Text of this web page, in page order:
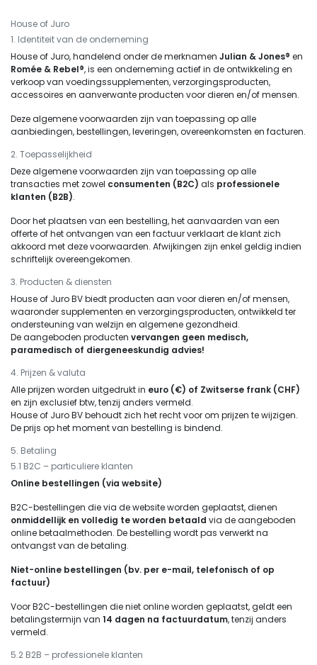
House of Juro
1. Identiteit van de onderneming
House of Juro, handelend onder de merknamen Julian & Jones® en
Romée & Rebel®, is een onderneming actief in de ontwikkeling en
verkoop van voedingssupplementen, verzorgingsproducten,
accessoires en aanverwante producten voor dieren en/of mensen.
Deze algemene voorwaarden zijn van toepassing op alle
aanbiedingen, bestellingen, leveringen, overeenkomsten en facturen.
2. Toepasselijkheid
Deze algemene voorwaarden zijn van toepassing op alle
transacties met zowel consumenten (B2C) als professionele
klanten (B2B).
Door het plaatsen van een bestelling, het aanvaarden van een
offerte of het ontvangen van een factuur verklaart de klant zich
akkoord met deze voorwaarden. Afwijkingen zijn enkel geldig indien
schriftelijk overeengekomen.
3. Producten & diensten
House of Juro BV biedt producten aan voor dieren en/of mensen,
waaronder supplementen en verzorgingsproducten, ontwikkeld ter
ondersteuning van welzijn en algemene gezondheid.
De aangeboden producten vervangen geen medisch,
paramedisch of diergeneeskundig advies!
4. Prijzen & valuta
Alle prijzen worden uitgedrukt in euro (€) of Zwitserse frank (CHF)
en zijn exclusief btw, tenzij anders vermeld.
House of Juro BV behoudt zich het recht voor om prijzen te wijzigen.
De prijs op het moment van bestelling is bindend.
5. Betaling
5.1 B2C – particuliere klanten
Online bestellingen (via website)
B2C-bestellingen die via de website worden geplaatst, dienen
onmiddellijk en volledig te worden betaald via de aangeboden
online betaalmethoden. De bestelling wordt pas verwerkt na
ontvangst van de betaling.
Niet-online bestellingen (bv. per e-mail, telefonisch of op
factuur)
Voor B2C-bestellingen die niet online worden geplaatst, geldt een
betalingstermijn van 14 dagen na factuurdatum, tenzij anders
vermeld.
5.2 B2B – professionele klanten